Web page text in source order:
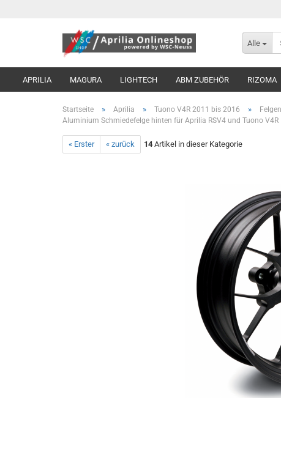
Alle
APRILIA MAGURA LIGHTECH ABM ZUBEHÖR RIZOMA
Startseite » Aprilia » Tuono V4R 2011 bis 2016 »
Aluminium Schmiedefelge hinten für Aprilia RSV4 und Tuono V4R
« Erster « zurück 14 Artikel in dieser Kategorie